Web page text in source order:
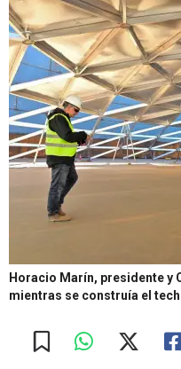
Horacio Marín, presidente y
mientras se construía el